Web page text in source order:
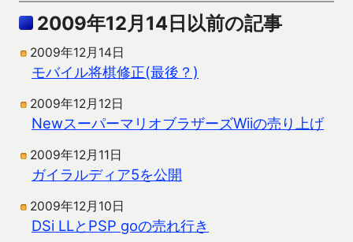
2009年12月14日以前の記事
2009年12月14日
モバイル将棋修正(最後？)
2009年12月12日
NewスーパーマリオブラザーズWiiの売り上げ
2009年12月11日
ガイラルディア5を公開
2009年12月10日
DSi LLとPSP goの売れ行き